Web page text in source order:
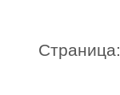
Страница: